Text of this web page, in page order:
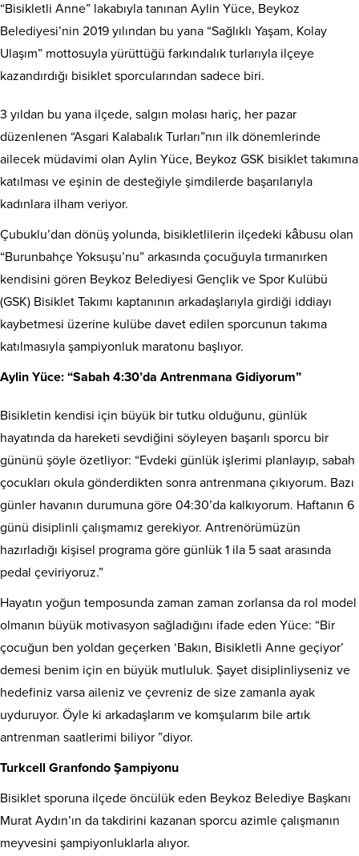
“Bisikletli Anne” lakabıyla tanınan Aylin Yüce, Beykoz
Belediyesi’nin 2019 yılından bu yana “Sağlıklı Yaşam, Kolay
Ulaşım” mottosuyla yürüttüğü farkındalık turlarıyla ilçeye
kazandırdığı bisiklet sporcularından sadece biri.
3 yıldan bu yana ilçede, salgın molası hariç, her pazar
düzenlenen “Asgari Kalabalık Turları”nın ilk dönemlerinde
ailecek müdavimi olan Aylin Yüce, Beykoz GSK bisiklet takımına
katılması ve eşinin de desteğiyle şimdilerde başarılarıyla
kadınlara ilham veriyor.
Çubuklu’dan dönüş yolunda, bisikletlilerin ilçedeki kâbusu olan
“Burunbahçe Yoksuşu’nu” arkasında çocuğuyla tırmanırken
kendisini gören Beykoz Belediyesi Gençlik ve Spor Kulübü
(GSK) Bisiklet Takımı kaptanının arkadaşlarıyla girdiği iddiayı
kaybetmesi üzerine kulübe davet edilen sporcunun takıma
katılmasıyla şampiyonluk maratonu başlıyor.
Aylin Yüce: “Sabah 4:30’da Antrenmana Gidiyorum”
Bisikletin kendisi için büyük bir tutku olduğunu, günlük
hayatında da hareketi sevdiğini söyleyen başarılı sporcu bir
gününü şöyle özetliyor: “Evdeki günlük işlerimi planlayıp, sabah
çocukları okula gönderdikten sonra antrenmana çıkıyorum. Bazı
günler havanın durumuna göre 04:30’da kalkıyorum. Haftanın 6
günü disiplinli çalışmamız gerekiyor. Antrenörümüzün
hazırladığı kişisel programa göre günlük 1 ila 5 saat arasında
pedal çeviriyoruz.”
Hayatın yoğun temposunda zaman zaman zorlansa da rol model
olmanın büyük motivasyon sağladığını ifade eden Yüce: “Bir
çocuğun ben yoldan geçerken ‘Bakın, Bisikletli Anne geçiyor’
demesi benim için en büyük mutluluk. Şayet disiplinliyseniz ve
hedefiniz varsa aileniz ve çevreniz de size zamanla ayak
uyduruyor. Öyle ki arkadaşlarım ve komşularım bile artık
antrenman saatlerimi biliyor ”diyor.
Turkcell Granfondo Şampiyonu
Bisiklet sporuna ilçede öncülük eden Beykoz Belediye Başkanı
Murat Aydın’ın da takdirini kazanan sporcu azimle çalışmanın
meyvesini şampiyonluklarla alıyor.